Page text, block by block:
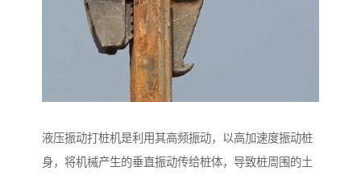
液压振动打桩机是利用其高频振动，以高加速度振动桩
身，将机械产生的垂直振动传给桩体，导致桩周围的土